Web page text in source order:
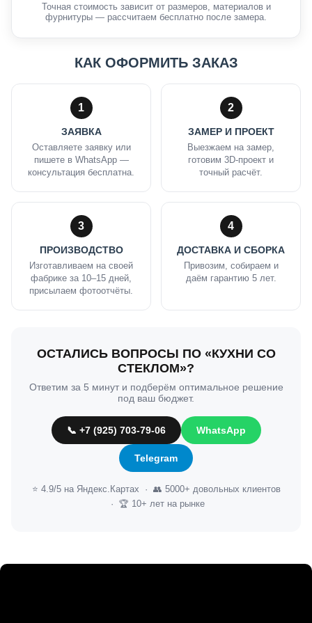
Точная стоимость зависит от размеров, материалов и
фурнитуры — рассчитаем бесплатно после замера.
КАК ОФОРМИТЬ ЗАКАЗ
1
ЗАЯВКА
Оставляете заявку или
пишете в WhatsApp —
консультация бесплатна.
2
ЗАМЕР И ПРОЕКТ
Выезжаем на замер,
готовим 3D-проект и
точный расчёт.
3
ПРОИЗВОДСТВО
Изготавливаем на своей
фабрике за 10–15 дней,
присылаем фотоотчёты.
4
ДОСТАВКА И СБОРКА
Привозим, собираем и
даём гарантию 5 лет.
ОСТАЛИСЬ ВОПРОСЫ ПО «КУХНИ СО
СТЕКЛОМ»?
Ответим за 5 минут и подберём оптимальное решение
под ваш бюджет.
📞 +7 (925) 703-79-06 WhatsApp
Telegram
⭐ 4.9/5 на Яндекс.Картах · 👥 5000+ довольных клиентов
· 🏆 10+ лет на рынке